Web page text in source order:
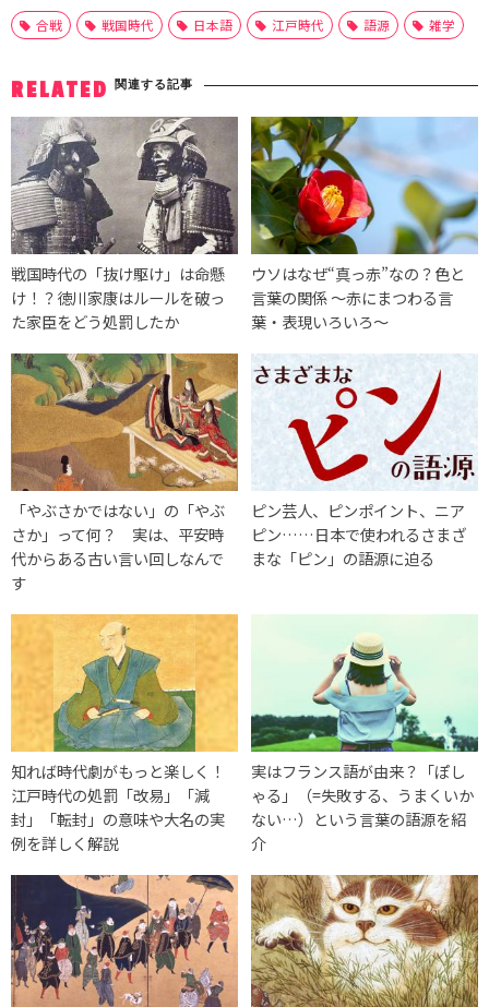
合戦 戦国時代 日本語 江戸時代 語源 雑学
RELATED 関連する記事
戦国時代の「抜け駆け」は命懸
け！？徳川家康はルールを破っ
た家臣をどう処罰したか
ウソはなぜ“真っ赤”なの？色と
言葉の関係 ～赤にまつわる言
葉・表現いろいろ～
「やぶさかではない」の「やぶ
さか」って何？ 実は、平安時
代からある古い言い回しなんで
す
ピン芸人、ピンポイント、ニア
ピン……日本で使われるさまざ
まな「ピン」の語源に迫る
知れば時代劇がもっと楽しく！
江戸時代の処罰「改易」「減
封」「転封」の意味や大名の実
例を詳しく解説
実はフランス語が由来？「ぽし
ゃる」（=失敗する、うまくいか
ない…）という言葉の語源を紹
介